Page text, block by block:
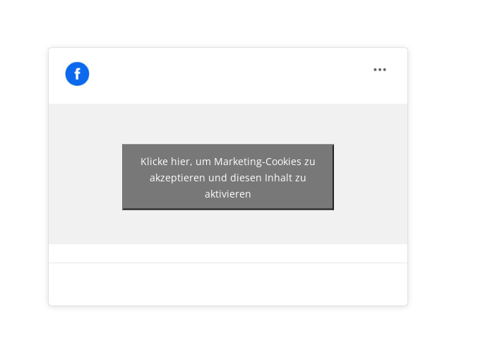
Klicke hier, um Marketing-Cookies zu
akzeptieren und diesen Inhalt zu
aktivieren